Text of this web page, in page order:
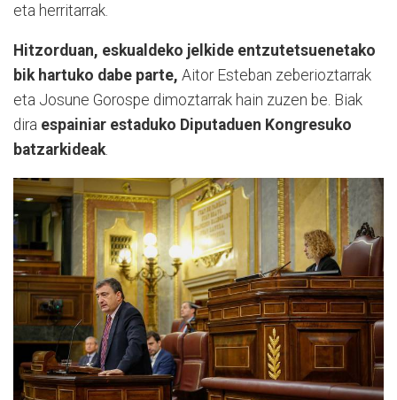
eta herritarrak.
Hitzorduan, eskualdeko jelkide entzutetsuenetako
bik hartuko dabe parte, Aitor Esteban zeberioztarrak
eta Josune Gorospe dimoztarrak hain zuzen be. Biak
dira espainiar estaduko Diputaduen Kongresuko
batzarkideak.